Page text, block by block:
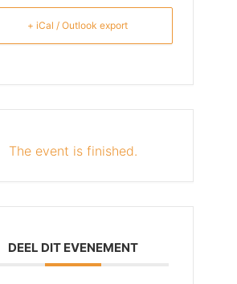
+ iCal / Outlook export
The event is finished.
DEEL DIT EVENEMENT